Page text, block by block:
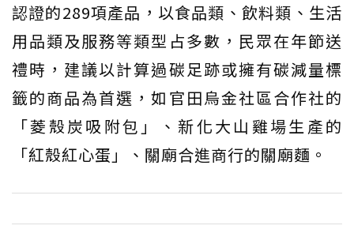
認證的289項產品，以食品類、飲料類、生活
用品類及服務等類型占多數，民眾在年節送
禮時，建議以計算過碳足跡或擁有碳減量標
籤的商品為首選，如官田烏金社區合作社的
「菱殼炭吸附包」、新化大山雞場生產的
「紅殼紅心蛋」、關廟合進商行的關廟麵。